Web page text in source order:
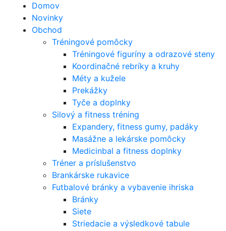
Domov
Novinky
Obchod
Tréningové pomôcky
Tréningové figuríny a odrazové steny
Koordinačné rebríky a kruhy
Méty a kužele
Prekážky
Tyče a doplnky
Silový a fitness tréning
Expandery, fitness gumy, padáky
Masážne a lekárske pomôcky
Medicinbal a fitness doplnky
Tréner a príslušenstvo
Brankárske rukavice
Futbalové bránky a vybavenie ihriska
Bránky
Siete
Striedacie a výsledkové tabule